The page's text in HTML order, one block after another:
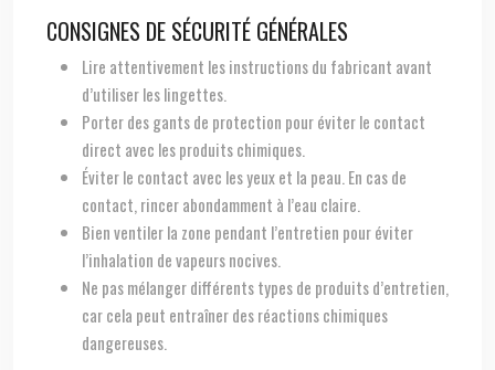
CONSIGNES DE SÉCURITÉ GÉNÉRALES
Lire attentivement les instructions du fabricant avant
d’utiliser les lingettes.
Porter des gants de protection pour éviter le contact
direct avec les produits chimiques.
Éviter le contact avec les yeux et la peau. En cas de
contact, rincer abondamment à l’eau claire.
Bien ventiler la zone pendant l’entretien pour éviter
l’inhalation de vapeurs nocives.
Ne pas mélanger différents types de produits d’entretien,
car cela peut entraîner des réactions chimiques
dangereuses.